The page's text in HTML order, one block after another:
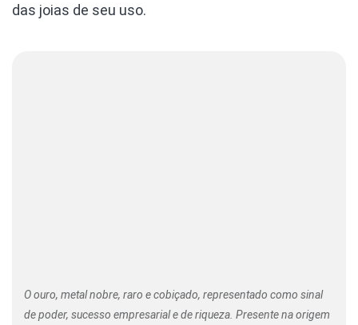
das joias de seu uso.
O ouro, metal nobre, raro e cobiçado, representado como sinal
de poder, sucesso empresarial e de riqueza. Presente na origem